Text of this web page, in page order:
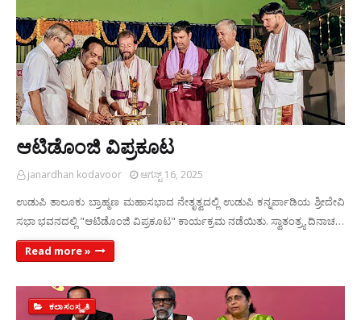
ಆಟಿಡೊಂಜಿ ವಿಪ್ರಕೂಟ
janardhan kodavoor ಆಗಸ್ಟ್ 16, 2025
ಉಡುಪಿ ತಾಲೂಕು ಬ್ರಾಹ್ಮಣ ಮಹಾಸಭಾದ ನೇತೃತ್ವದಲ್ಲಿ ಉಡುಪಿ ಕನ್ನರ್ಪಾಡಿಯ ಶ್ರೀದೇವಿ
ಸಭಾ ಭವನದಲ್ಲಿ "ಆಟಿಡೊಂಜಿ ವಿಪ್ರಕೂಟ" ಕಾರ್ಯಕ್ರಮ ನಡೆಯಿತು. ಸ್ವಾತಂತ್ರ್ಯ ದಿನಾಚ…
Read more »
ಕಲಾಸಂಸ್ಕೃತಿ